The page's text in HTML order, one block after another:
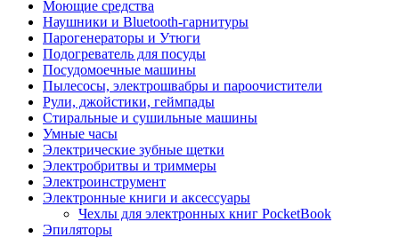
Моющие средства
Наушники и Bluetooth-гарнитуры
Парогенераторы и Утюги
Подогреватель для посуды
Посудомоечные машины
Пылесосы, электрошвабры и пароочистители
Рули, джойстики, геймпады
Стиральные и сушильные машины
Умные часы
Электрические зубные щетки
Электробритвы и триммеры
Электроинструмент
Электронные книги и аксессуары
Чехлы для электронных книг PocketBook
Эпиляторы